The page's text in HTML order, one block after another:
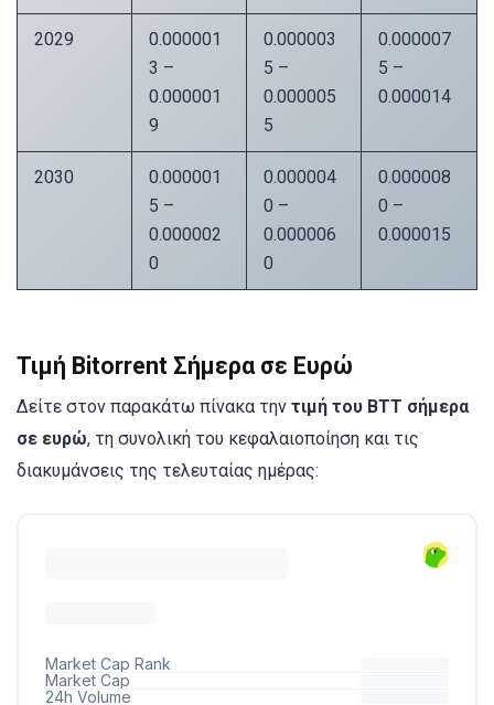
2029
0.000001
3 –
0.000001
9
0.000003
5 –
0.000005
5
0.000007
5 –
0.000014
2030
0.000001
5 –
0.000002
0
0.000004
0 –
0.000006
0
0.000008
0 –
0.000015
Τιμή Bitorrent Σήμερα σε Ευρώ
Δείτε στον παρακάτω πίνακα την τιμή του BTT σήμερα
σε ευρώ, τη συνολική του κεφαλαιοποίηση και τις
διακυμάνσεις της τελευταίας ημέρας: